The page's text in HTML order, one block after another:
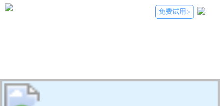
免费试用 >